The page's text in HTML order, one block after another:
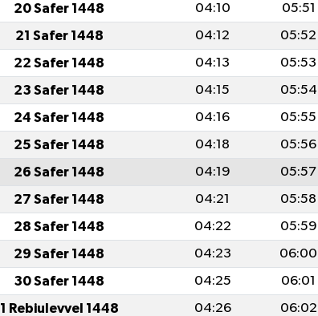
20 Safer 1448 04:10 05:51
21 Safer 1448 04:12 05:52
22 Safer 1448 04:13 05:53
23 Safer 1448 04:15 05:54
24 Safer 1448 04:16 05:55
25 Safer 1448 04:18 05:56
26 Safer 1448 04:19 05:57
27 Safer 1448 04:21 05:58
28 Safer 1448 04:22 05:59
29 Safer 1448 04:23 06:00
30 Safer 1448 04:25 06:01
1 Rebiulevvel 1448 04:26 06:02